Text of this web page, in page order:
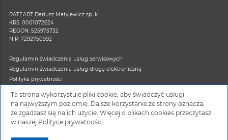
RATEART Dariusz Matyjewicz sp. k.
KRS: 0001072624
REGON: 525975732
NIP: 7292750992
Regulamin świadczenia usług serwisowych
Regulamin świadczenia usług drogą elektroniczną
Polityka prywatności
Informacja o zużytym sprzęcie,
bateriach i opakowaniach
Obserwuj nas na:
Ta strona wykorzystuje pliki cookie, aby świadczyć usługi
na najwyższym poziomie. Dalsze korzystanie ze strony oznacza,
że zgadzasz się na ich użycie. Więcej o plikach cookies przeczytasz
w naszej Polityce prywatności .